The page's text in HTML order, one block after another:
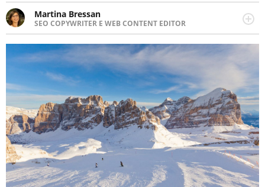
Martina Bressan
SEO COPYWRITER E WEB CONTENT EDITOR
Appassionata di viaggi, di trail running e di yoga, ama
scoprire nuovi posti e nuove culture. Curiosa,
determinata e intraprendente adora leggere ma
soprattutto scrivere.